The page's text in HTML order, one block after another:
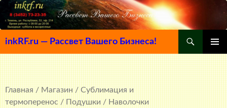
inkRF.ru — Рассвет Вашего Бизнеса!
МЕНЮ
К
СОДЕРЖИМОМУ
Главная/Магазин/Сублимация и
термоперенос/Подушки/ Наволочки